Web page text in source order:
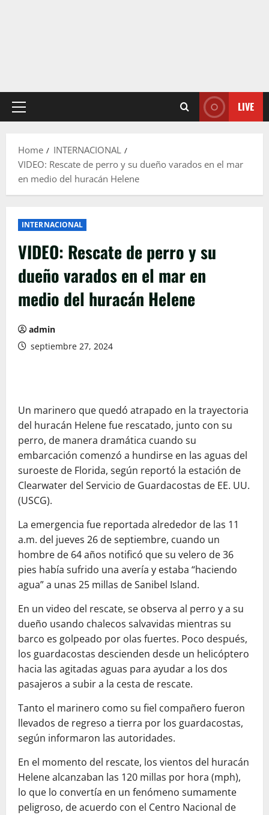
Primary
LIVE
Home
INTERNACIONAL
VIDEO: Rescate de perro y su dueño varados en el mar
en medio del huracán Helene
INTERNACIONAL
VIDEO: Rescate de perro y su
dueño varados en el mar en
medio del huracán Helene
admin
septiembre 27, 2024
Un marinero que quedó atrapado en la trayectoria
del huracán Helene fue rescatado, junto con su
perro, de manera dramática cuando su
embarcación comenzó a hundirse en las aguas del
suroeste de Florida, según reportó la estación de
Clearwater del Servicio de Guardacostas de EE. UU.
(USCG).
La emergencia fue reportada alrededor de las 11
a.m. del jueves 26 de septiembre, cuando un
hombre de 64 años notificó que su velero de 36
pies había sufrido una avería y estaba “haciendo
agua” a unas 25 millas de Sanibel Island.
En un video del rescate, se observa al perro y a su
dueño usando chalecos salvavidas mientras su
barco es golpeado por olas fuertes. Poco después,
los guardacostas descienden desde un helicóptero
hacia las agitadas aguas para ayudar a los dos
pasajeros a subir a la cesta de rescate.
Tanto el marinero como su fiel compañero fueron
llevados de regreso a tierra por los guardacostas,
según informaron las autoridades.
En el momento del rescate, los vientos del huracán
Helene alcanzaban las 120 millas por hora (mph),
lo que lo convertía en un fenómeno sumamente
peligroso, de acuerdo con el Centro Nacional de